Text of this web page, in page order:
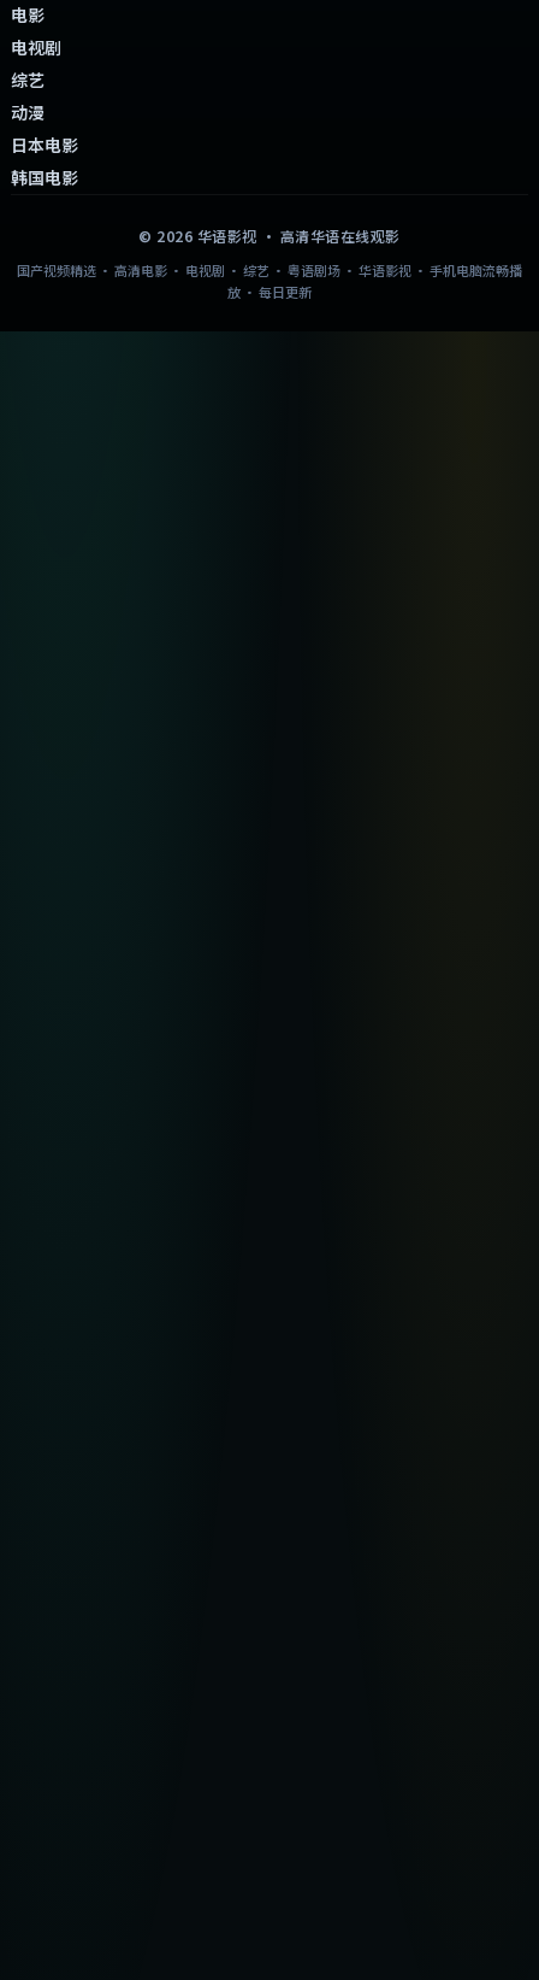
电影
电视剧
综艺
动漫
日本电影
韩国电影
© 2026 华语影视 · 高清华语在线观影
国产视频精选 · 高清电影 · 电视剧 · 综艺 · 粤语剧场 · 华语影视 · 手机电脑流畅播
放 · 每日更新